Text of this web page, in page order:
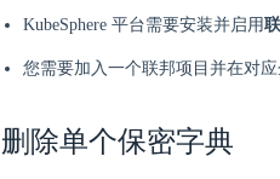
KubeSphere 平台需要安装并启用
您需要加入一个联邦项目并在对
删除单个保密字典